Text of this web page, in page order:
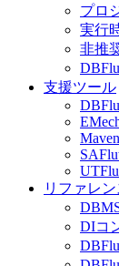
プロ
実行
非推
支援ツール
リファレン
DIコ